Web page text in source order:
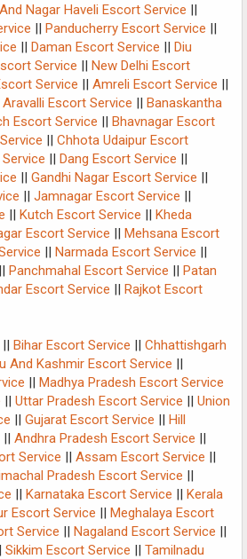
Nagar Haveli Escort Service ||
|| Panducherry Escort Service ||
|| Daman Escort Service || Diu
Service || New Delhi Escort
Service || Amreli Escort Service ||
Aravalli Escort Service || Banaskantha
Escort Service || Bhavnagar Escort
|| Chhota Udaipur Escort
|| Dang Escort Service ||
|| Gandhi Nagar Escort Service ||
|| Jamnagar Escort Service ||
|| Kutch Escort Service || Kheda
Escort Service || Mehsana Escort
|| Narmada Escort Service ||
|| Panchmahal Escort Service || Patan
Escort Service || Rajkot Escort
|| Bihar Escort Service || Chhattishgarh
And Kashmir Escort Service ||
|| Madhya Pradesh Escort Service
|| Uttar Pradesh Escort Service || Union
|| Gujarat Escort Service || Hill
|| Andhra Pradesh Escort Service ||
Service || Assam Escort Service ||
Pradesh Escort Service ||
|| Karnataka Escort Service || Kerala
Escort Service || Meghalaya Escort
Service || Nagaland Escort Service ||
Sikkim Escort Service || Tamilnadu